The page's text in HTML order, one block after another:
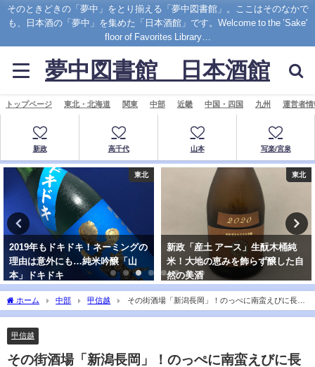
そのときどきの「夢中」をとり揃える「夢中図書館」。ここはそのなかで
も、日本酒の「夢中」を集めた「日本酒館」です。Welcome to the ’Sake'
floor of Favorites Library…
夢中図書館 日本酒館
トップページ 東北・北海道 関東 中部 近畿 中国・四国 九州 運営者情
新政 高千代 山本 写楽/宮泉
東北
2019年もドキドキ！ネーミングの
理由は意外にも…純米吟醸「山
本」ドキドキ
東北
新政「産土 アース」生酛木桶純
米！大地の恵みを飾らず醸した自
然の美酒
ホーム 中部 甲信越
その街酒場「新潟長岡」！のっぺに南蛮えびに長岡
の地酒も！新潟の郷土料理と美酒"長岡酒菜 星"
甲信越
その街酒場「新潟長岡」！のっぺに南蛮えびに長